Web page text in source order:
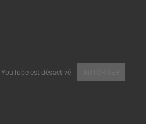
YouTube est désactivé.